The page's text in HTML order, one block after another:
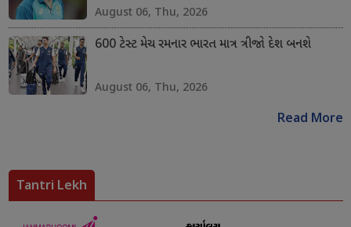
August 06, Thu, 2026
600 ટેસ્ટ મેચ રમનાર ભારત માત્ર ત્રીજો દેશ બનશે
August 06, Thu, 2026
Read More
Tantri Lekh